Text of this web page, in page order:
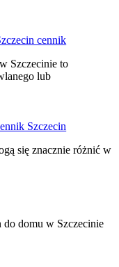
cennik
Szczecinie to
lub
Szczecin
się znacznie różnić w
domu w Szczecinie